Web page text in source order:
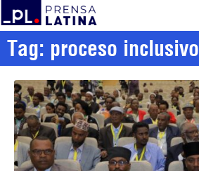
Tag: proceso inclusivo